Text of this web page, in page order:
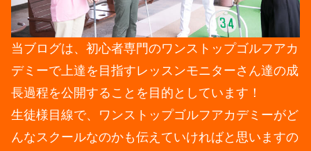
当ブログは、初心者専門のワンストップゴルフアカ
デミーで上達を目指すレッスンモニターさん達の成
長過程を公開することを目的としています！
生徒様目線で、ワンストップゴルフアカデミーがど
んなスクールなのかも伝えていければと思いますの